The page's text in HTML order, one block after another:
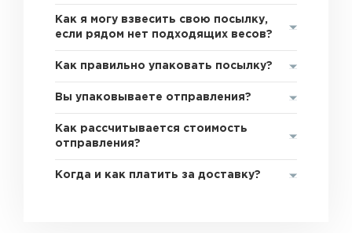
Как я могу взвесить свою посылку,
если рядом нет подходящих весов?
Как правильно упаковать посылку?
Вы упаковываете отправления?
Как рассчитывается стоимость
отправления?
Когда и как платить за доставку?